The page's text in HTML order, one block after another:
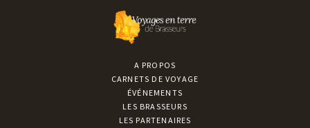
A PROPOS
CARNETS DE VOYAGE
ÉVÉNEMENTS
LES BRASSEURS
LES PARTENAIRES